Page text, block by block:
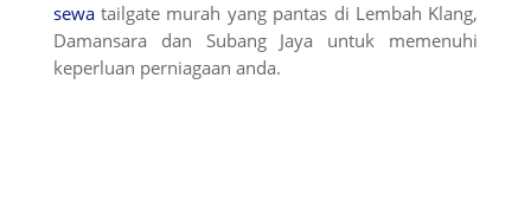
sewatailgate murah yang pantas di Lembah Klang,
Damansara dan Subang Jaya untuk memenuhi
keperluan perniagaan anda.